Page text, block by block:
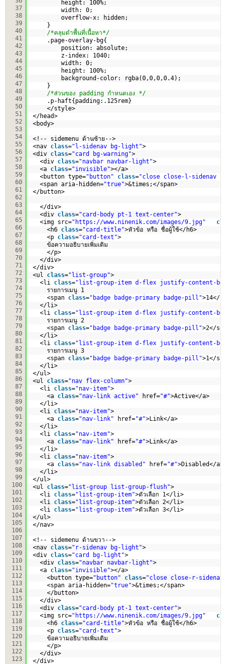
37
38
39
40
41
42
43
44
45
46
47
48
49
50
51
52
53
54
55
56
57
58
59
60
61
62
63
64
65
66
67
68
69
70
71
72
73
74
75
76
77
78
79
80
81
82
83
84
85
86
87
88
89
90
91
92
93
94
95
96
97
98
99
100
101
102
103
104
105
106
107
108
109
110
111
112
113
114
115
116
117
118
119
120
121
122
123
height: 100%;
width: 0;
overflow-x: hidden;
}
/*คลุมดำพื้นที่เนื้อหา*/
.page-overlay-bg{
position: absolute;
z-index: 1040;
width: 0;
height: 100%;
background-color: rgba(0,0,0,0.4);
}
/*ส่วนของ padding กำหนดเอง */
.p-haft{padding:.125rem}
</style>
</head>
<body>
<!-- sidemenu ด้านซ้าย-->
<nav class="l-sidenav bg-light">
<div class="card bg-warning">
<div class="navbar navbar-light">
<a class="invisible"></a>
<button type="button" class="close close-l-sidenav
<span aria-hidden="true">&times;</span>
</button>
</div>
<div class="card-body pt-1 text-center">
<img src=" https://www.ninenik.com/images/9.jpg"
<h6 class="card-title">หัวข้อ หรือ ชื่อผู้ใช้</h6>
<p class="card-text">
ข้อความอธิบายเพิ่มเติม
</p>
</div>
</div>
<ul class="list-group">
<li class="list-group-item d-flex justify-content-
รายการเมนู 1
<span class="badge badge-primary badge-pill">14</
</li>
<li class="list-group-item d-flex justify-content-
รายการเมนู 2
<span class="badge badge-primary badge-pill">2</
</li>
<li class="list-group-item d-flex justify-content-
รายการเมนู 3
<span class="badge badge-primary badge-pill">1</
</li>
</ul>
<ul class="nav flex-column">
<li class="nav-item">
<a class="nav-link active" href="#">Active</a>
</li>
<li class="nav-item">
<a class="nav-link" href="#">Link</a>
</li>
<li class="nav-item">
<a class="nav-link" href="#">Link</a>
</li>
<li class="nav-item">
<a class="nav-link disabled" href="#">Disabled</a>
</li>
</ul>
<ul class="list-group list-group-flush">
<li class="list-group-item">ตัวเลือก 1</li>
<li class="list-group-item">ตัวเลือก 2</li>
<li class="list-group-item">ตัวเลือก 3</li>
</ul>
</nav>
<!-- sidemenu ด้านขวา-->
<nav class="r-sidenav bg-light">
<div class="card bg-light">
<div class="navbar navbar-light">
<a class="invisible"></a>
<button type="button" class="close close-r-
<span aria-hidden="true">&times;</span>
</button>
</div>
<div class="card-body pt-1 text-center">
<img src=" https://www.ninenik.com/images/9.jpg"
<h6 class="card-title">หัวข้อ หรือ ชื่อผู้ใช้</h6>
<p class="card-text">
ข้อความอธิบายเพิ่มเติม
</p>
</div>
</div>